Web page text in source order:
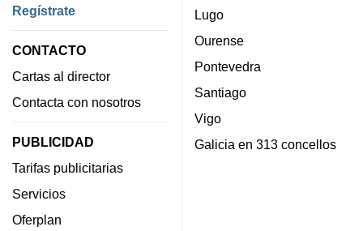
Regístrate
CONTACTO
Cartas al director
Contacta con nosotros
PUBLICIDAD
Tarifas publicitarias
Servicios
Oferplan
Lugo
Ourense
Pontevedra
Santiago
Vigo
Galicia en 313 concellos